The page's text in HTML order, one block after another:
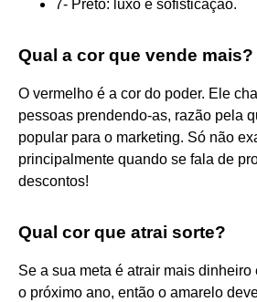
7- Preto: luxo e sofisticação.
Qual a cor que vende mais?
O vermelho é a cor do poder. Ele
pessoas prendendo-as, razão pela
popular para o marketing. Só não
principalmente quando se fala de
descontos!
Qual cor que atrai sorte?
Se a sua meta é atrair mais
o próximo ano, então o amarelo